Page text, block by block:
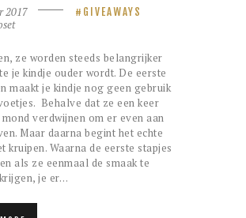
2017 GIVEAWAYS
ze worden steeds belangrijker
je kindje ouder wordt. De eerste
maakt je kindje nog geen gebruik
Behalve dat ze een keer
verdwijnen om er even aan
Maar daarna begint het echte
kruipen. Waarna de eerste stapjes
als ze eenmaal de smaak te
je er…